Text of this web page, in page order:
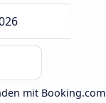
mit Booking.com